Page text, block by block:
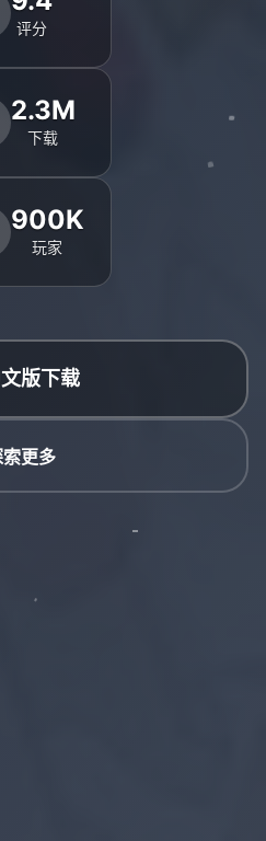
评分
2.3M
下载
900K
玩家
版下载
索更多